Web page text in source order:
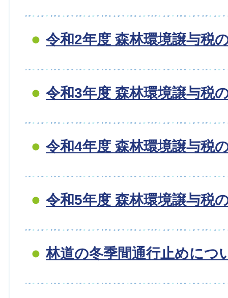
令和2年度 森林環境譲与税
令和3年度 森林環境譲与税
令和4年度 森林環境譲与税
令和5年度 森林環境譲与税
林道の冬季間通行止めにつ